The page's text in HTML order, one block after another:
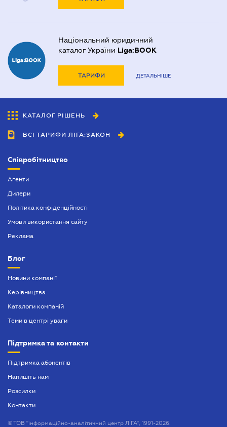
Національний юридичний
каталог України Liga:BOOK
ТАРИФИ ДЕТАЛЬНІШЕ
КАТАЛОГ РІШЕНЬ
ВСІ ТАРИФИ ЛІГА:ЗАКОН
Співробітництво
Агенти
Дилери
Політика конфіденційності
Умови використання сайту
Реклама
Блог
Новини компанії
Керівництва
Каталоги компаній
Теми в центрі уваги
Підтримка та контакти
Підтримка абонентів
Напишіть нам
Розсилки
Контакти
©ТОВ "інформаційно-аналітичний центр ЛІГА", 1991-2026.